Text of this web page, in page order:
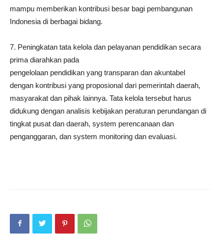
mampu memberikan kontribusi besar bagi pembangunan
Indonesia di berbagai bidang.
7. Peningkatan tata kelola dan pelayanan pendidikan secara
prima diarahkan pada
pengelolaan pendidikan yang transparan dan akuntabel
dengan kontribusi yang proposional dari pemerintah daerah,
masyarakat dan pihak lainnya. Tata kelola tersebut harus
didukung dengan analisis kebijakan peraturan perundangan di
tingkat pusat dan daerah, system perencanaan dan
penganggaran, dan system monitoring dan evaluasi.